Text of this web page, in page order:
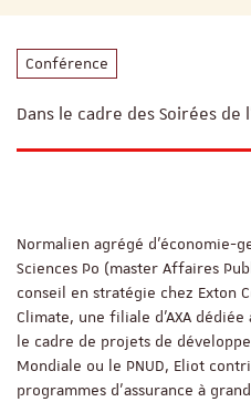
Conférence
Dans le cadre des Soirées de
Normalien agrégé d’économie-
Sciences Po (master Affaires
conseil en stratégie chez Exton
Climate, une filiale d’AXA
le cadre de projets de
Mondiale ou le PNUD, Eliot
programmes d’assurance à